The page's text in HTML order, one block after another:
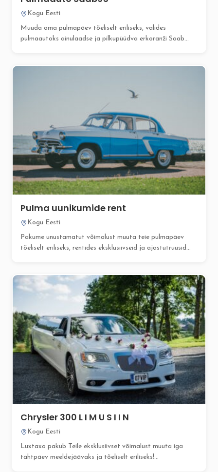
Kogu Eesti
Muuda oma pulmapäev tõeliselt eriliseks, valides
pulmaautoks ainulaadse ja pilkupüüdva erkoranži Saab...
Pulma uunikumide rent
Kogu Eesti
Pakume unustamatut võimalust muuta teie pulmapäev
tõeliselt eriliseks, rentides eksklusiivseid ja ajastutruusid...
Chrysler 300 L I M U S I I N
Kogu Eesti
Luxtaxo pakub Teile eksklusiivset võimalust muuta iga
tähtpäev meeldejäävaks ja tõeliselt eriliseks!...